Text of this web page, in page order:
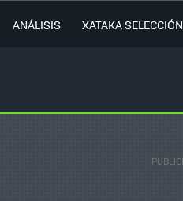
ANÁLISIS XATAKA SELECCIÓN